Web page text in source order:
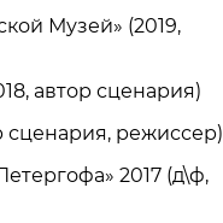
Музей» (2019,
автор сценария)
сценария, режиссер)
2017 (д\ф,